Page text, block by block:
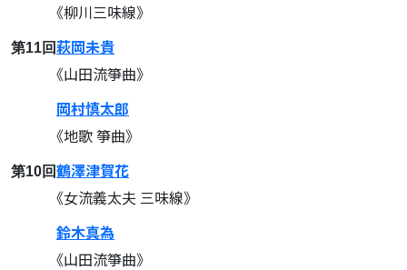
《柳川三味線》
第11回萩岡未貴
《山田流箏曲》
岡村慎太郎
《地歌 箏曲》
第10回鶴澤津賀花
《女流義太夫 三味線》
鈴木真為
《山田流箏曲》